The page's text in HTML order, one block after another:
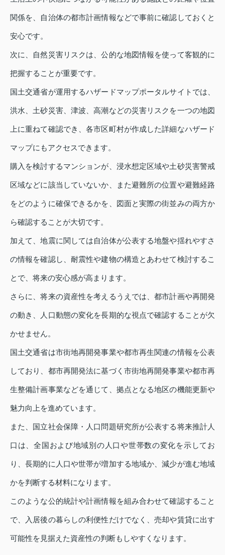
関係を、自治体の都市計画情報などで事前に確認しておくと
安心です。
次に、自然災害リスクは、公的な地図情報を使って客観的に
把握することが重要です。
国土交通省が運用するハザードマップポータルサイトでは、
洪水、土砂災害、津波、高潮などの災害リスクを一つの地図
上に重ねて確認でき、各市区町村が作成した詳細なハザード
マップにもアクセスできます。
購入を検討するマンションが、浸水想定区域や土砂災害警戒
区域などに該当していないか、また避難所の位置や避難経路
をどのように確保できるかを、図面と実際の街並みの両方か
ら確認することが大切です。
加えて、地震に関しては自治体が公表する地盤や揺れやすさ
の情報を確認し、耐震性や建物の構造とあわせて検討するこ
とで、将来の安心感が高まります。
さらに、将来の資産性を考えるうえでは、都市計画や再開発
の動き、人口動態の変化を長期的な視点で確認することが欠
かせません。
国土交通省は市街地再開発事業や都市再生関連の情報を公表
しており、都市再開発法に基づく市街地再開発事業や都市再
生整備計画事業などを通じて、拠点となる地区の機能更新や
魅力向上を進めています。
また、国立社会保障・人口問題研究所が公表する将来推計人
口は、全国および地域別の人口や世帯数の変化を示してお
り、長期的に人口や世帯が増加する地域か、減少が進む地域
かを判断する材料になります。
このような公的統計や計画情報を組み合わせて確認すること
で、入居後の暮らしの利便性だけでなく、売却や賃貸に出す
可能性を見据えた資産性の判断もしやすくなります。